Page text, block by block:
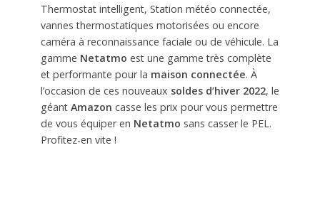
Thermostat intelligent, Station météo connectée,
vannes thermostatiques motorisées ou encore
caméra à reconnaissance faciale ou de véhicule. La
gamme Netatmo est une gamme très complète
et performante pour la maison connectée. À
l’occasion de ces nouveaux soldes d’hiver 2022, le
géant Amazon casse les prix pour vous permettre
de vous équiper en Netatmo sans casser le PEL.
Profitez-en vite !